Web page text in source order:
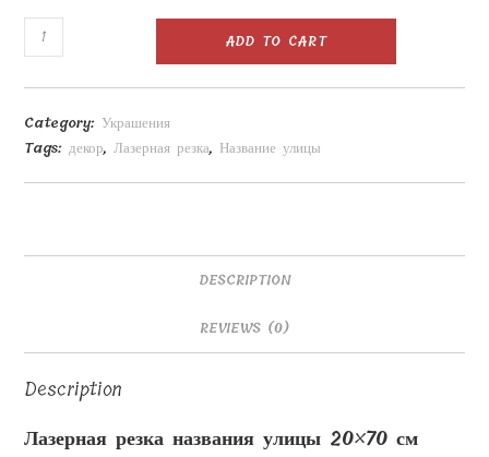
Лазерная
резка
названия
улицы
20x70
ADD TO CART
Category: Украшения
Tags:декор,Лазерная резка, Название улицы
DESCRIPTION
REVIEWS (0)
Description
Лазерная резка названия улицы 20×70 см